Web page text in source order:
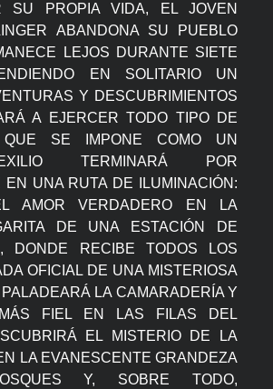
SU PROPIA VIDA, EL JOVEN
ABANDONA SU PUEBLO
LEJOS DURANTE SIETE
EN SOLITARIO UN
Y DESCUBRIMIENTOS
A EJERCER TODO TIPO DE
SE IMPONE COMO UN
TERMINARÁ POR
EN UNA RUTA DE ILUMINACIÓN:
AMOR VERDADERO EN LA
DE UNA ESTACIÓN DE
DONDE RECIBE TODOS LOS
OFICIAL DE UNA MISTERIOSA
LA CAMARADERÍA Y
FIEL EN LAS FILAS DEL
EL MISTERIO DE LA
LA EVANESCENTE GRANDEZA
Y, SOBRE TODO,